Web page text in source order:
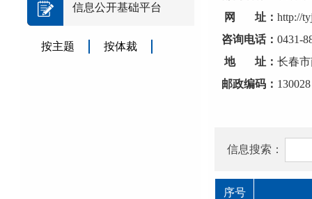
网 址： http://
咨询电话： 0431-
地 址： 长春
邮政编码： 130028
信息搜索：
序号
信息公开基础平台
按主题 按体裁